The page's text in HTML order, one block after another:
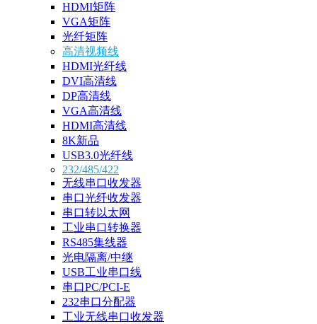
HDMI矩阵
VGA矩阵
光纤矩阵
高清视频线
HDMI光纤线
DVI高清线
DP高清线
VGA高清线
HDMI高清线
8K新品
USB3.0光纤线
232/485/422
无线串口收发器
串口光纤收发器
串口转以太网
工业串口转换器
RS485集线器
光电隔离/中继
USB工业串口线
串口PC/PCI-E
232串口分配器
工业无线串口收发器